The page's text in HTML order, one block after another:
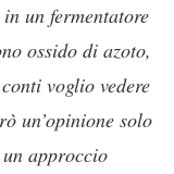
un fermentatore
ossido di azoto,
voglio vedere
un’opinione solo
approccio